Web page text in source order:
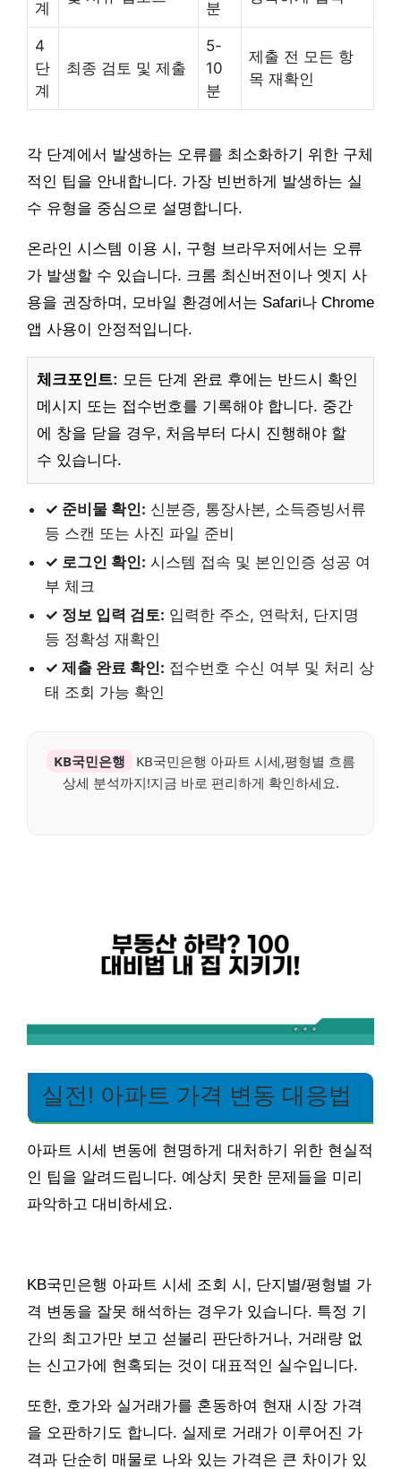
계 분
4
단
계
최종 검토 및 제출
5-
10
분
제출 전 모든 항
목 재확인
각 단계에서 발생하는 오류를 최소화하기 위한 구체
적인 팁을 안내합니다. 가장 빈번하게 발생하는 실
수 유형을 중심으로 설명합니다.
온라인 시스템 이용 시, 구형 브라우저에서는 오류
가 발생할 수 있습니다. 크롬 최신버전이나 엣지 사
용을 권장하며, 모바일 환경에서는 Safari나 Chrome
앱 사용이 안정적입니다.
체크포인트: 모든 단계 완료 후에는 반드시 확인
메시지 또는 접수번호를 기록해야 합니다. 중간
에 창을 닫을 경우, 처음부터 다시 진행해야 할
수 있습니다.
✓ 준비물 확인: 신분증, 통장사본, 소득증빙서류
등 스캔 또는 사진 파일 준비
✓ 로그인 확인: 시스템 접속 및 본인인증 성공 여
부 체크
✓ 정보 입력 검토: 입력한 주소, 연락처, 단지명
등 정확성 재확인
✓ 제출 완료 확인: 접수번호 수신 여부 및 처리 상
태 조회 가능 확인
KB국민은행
KB국민은행 아파트 시세,평형별 흐름
상세 분석까지!지금 바로 편리하게 확인하세요.
실전! 아파트 가격 변동 대응법
아파트 시세 변동에 현명하게 대처하기 위한 현실적
인 팁을 알려드립니다. 예상치 못한 문제들을 미리
파악하고 대비하세요.
KB국민은행 아파트 시세 조회 시, 단지별/평형별 가
격 변동을 잘못 해석하는 경우가 있습니다. 특정 기
간의 최고가만 보고 섣불리 판단하거나, 거래량 없
는 신고가에 현혹되는 것이 대표적인 실수입니다.
또한, 호가와 실거래가를 혼동하여 현재 시장 가격
을 오판하기도 합니다. 실제로 거래가 이루어진 가
격과 단순히 매물로 나와 있는 가격은 큰 차이가 있